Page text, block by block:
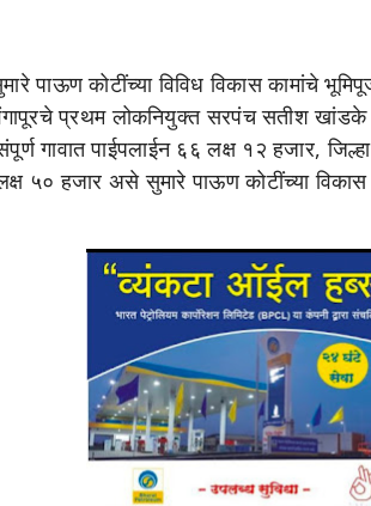
पाऊण कोटींच्या विविध विकास कामांचे
प्रथम लोकनियुक्त सरपंच सतीश खांडके
गावात पाईपलाईन ६६ लक्ष १२ हजार,
५० हजार असे सुमारे पाऊण कोटींच्या